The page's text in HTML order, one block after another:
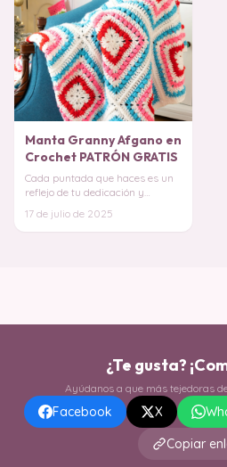
Manta Granny Afgano en
Crochet PATRÓN GRATIS
Cada puntada que haces es un
reflejo de tu dedicación y
proyecto pe
17 de julio de 2025
¿Te gusta?
Ayúdanos a que más tejedoras
Facebook X
Copiar